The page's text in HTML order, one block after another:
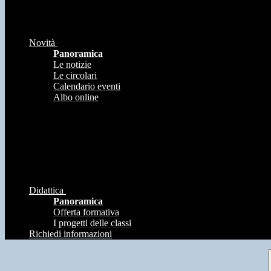
Novità
Panoramica
Le notizie
Le circolari
Calendario eventi
Albo online
Didattica
Panoramica
Offerta formativa
I progetti delle classi
Richiedi informazioni